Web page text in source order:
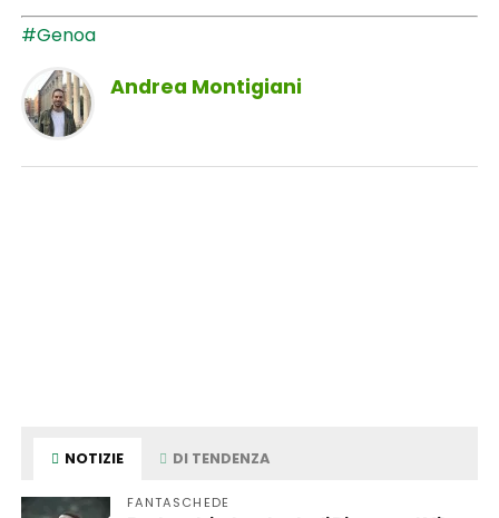
#Genoa
Andrea Montigiani
NOTIZIE DI TENDENZA
FANTASCHEDE